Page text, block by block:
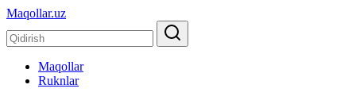
Maqollar.uz
Maqollar
Ruknlar